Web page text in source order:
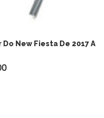
New Fiesta De 2017 A